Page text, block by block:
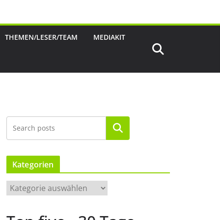
THEMEN/LESER/TEAM MEDIAKIT
Suchen
Kategorien
a